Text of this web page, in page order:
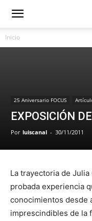
Inicio
25 Aniversario FOCUS
EXPOSICIÓN
Por luiscanal - 30/11/2011
La trayectoria de Julia
probada experiencia
conocimientos desde
imprescindibles de la